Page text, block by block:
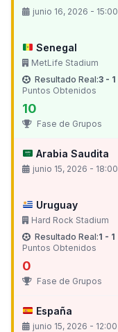
junio 16, 2026 - 15:00
Senegal
MetLife Stadium
Resultado Real:3 - 1
Puntos Obtenidos
10
Fase de Grupos
Arabia Saudita
junio 15, 2026 - 18:00
Uruguay
Hard Rock Stadium
Resultado Real:1 - 1
Puntos Obtenidos
0
Fase de Grupos
España
junio 15, 2026 - 12:00